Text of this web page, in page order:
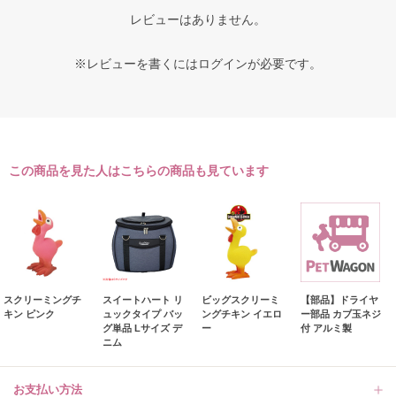
レビューはありません。
※レビューを書くにはログインが必要です。
この商品を見た人はこちらの商品も見ています
スクリーミングチ
キン ピンク
スイートハート リ
ュックタイプ バッ
グ単品 Lサイズ デ
ニム
ビッグスクリーミ
ングチキン イエロ
ー
【部品】ドライヤ
ー部品 カブ玉ネジ
付 アルミ製
お支払い方法